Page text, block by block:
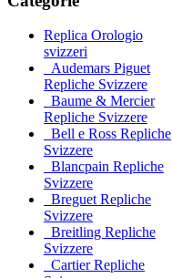
Replica Orologio
svizzeri
Audemars Piguet
Repliche Svizzere
Baume & Mercier
Repliche Svizzere
Bell e Ross Repliche
Svizzere
Blancpain Repliche
Svizzere
Breguet Repliche
Svizzere
Breitling Repliche
Svizzere
Cartier Repliche